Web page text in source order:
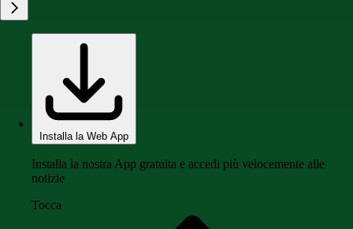
Installa la Web App
Installa la nostra App gratuita e accedi più velocemente alle
notizie
Tocca